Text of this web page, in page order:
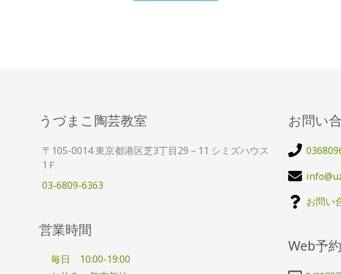
うづまこ陶芸教室
〒105-0014 東京都港区芝3丁目29－11 シミズハウス
1Ｆ
03-6809-6363
営業時間
毎日 10:00-19:00
お問い
お問い
Web予約